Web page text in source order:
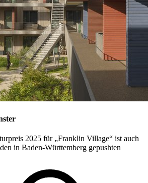
2025 für „Franklin Village“ ist auch
in Baden-Württemberg gepushten